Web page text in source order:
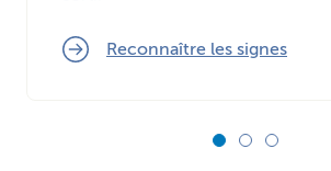
Reconnaître les signes